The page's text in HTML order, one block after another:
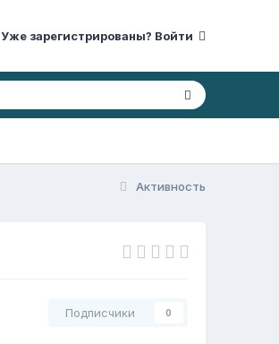
Уже зарегистрированы? Войти
Активность
Подписчики 0